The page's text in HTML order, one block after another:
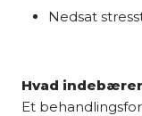
Nedsat
Hvad
Et